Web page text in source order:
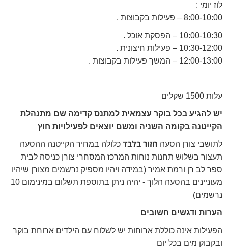
לוז יומי :
8:00-10:00 – פעילות בקבוצות .
10:00-10:30 – הפסקת אוכל .
10:30-12:00 – פעילות חיצונית .
12:00-13:00 – המשך פעילות בקבוצות .
עלות 1500 שקלים
יש להגיע בכל בוקר עצמאית למתנס קדימה שם מתנהלת
הקייטנה בקומה השניה ומשם יוצאים לפעילויות חוץ
לתושבי צורן הסעה חזור בלבדכלולה במחיר הקייטנה ההסעה
תעצור בשלוש תחנות נוחות המרכז המסחרי צורן כניסה לבית
ספר לב רן ורמת אמיר (במידה ויהיו מספיק נרשמים מצורן שיהיו
מעוניינים בהסעה הלוך - יהיה ניתן בתוספת תשלום במינימום 10
נרשמים)
הערות ודגשים חשובים
הפעילות אינה כוללת ארוחות יש לשלוח עם הילדים ארוחת בוקר
ובקבוק מים בכל יום